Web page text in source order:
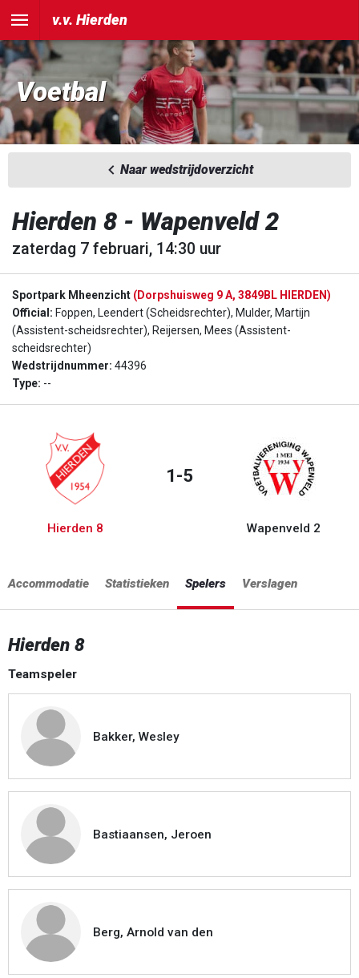
v.v. Hierden
Voetbal
Naar wedstrijdoverzicht
Hierden 8 - Wapenveld 2
zaterdag 7 februari, 14:30 uur
Sportpark Mheenzicht (Dorpshuisweg 9 A, 3849BL HIERDEN)
Official: Foppen, Leendert (Scheidsrechter), Mulder, Martijn
(Assistent-scheidsrechter), Reijersen, Mees (Assistent-
scheidsrechter)
Wedstrijdnummer: 44396
Type: --
Hierden 8
1-5
Wapenveld 2
Accommodatie Statistieken Spelers Verslagen
Hierden 8
Teamspeler
Bakker, Wesley
Bastiaansen, Jeroen
Berg, Arnold van den